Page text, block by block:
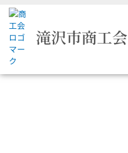
プ
滝沢市商工会